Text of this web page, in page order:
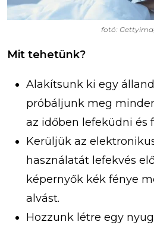
fotó:
Mit tehetünk?
Alakítsunk ki egy
próbáljunk meg
az időben lefeküdni és
Kerüljük az
használatát lefekvés
képernyők kék fénye
alvást.
Hozzunk létre egy